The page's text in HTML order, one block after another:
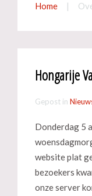
Home
Hongarije
Gepost in
Donderdag 5
website plat
bezoekers
onze server